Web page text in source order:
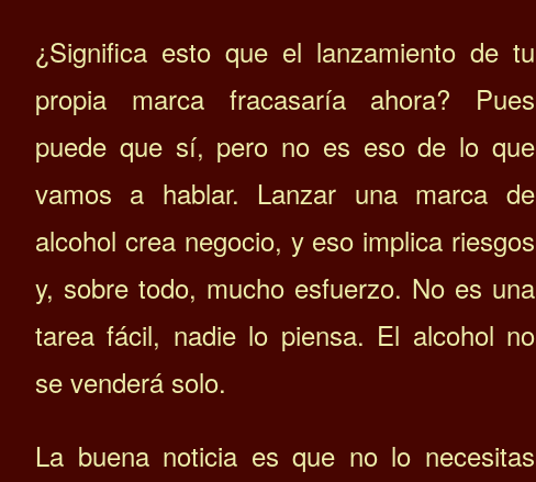
¿Significa esto que el lanzamiento de tu
propia marca fracasaría ahora? Pues
puede que sí, pero no es eso de lo que
vamos a hablar. Lanzar una marca de
alcohol crea negocio, y eso implica riesgos
y, sobre todo, mucho esfuerzo. No es una
tarea fácil, nadie lo piensa. El alcohol no
se venderá solo.
La buena noticia es que no lo necesitas